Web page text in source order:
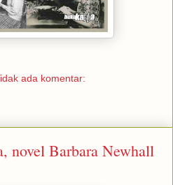
ada komentar:
novel Barbara Newhall